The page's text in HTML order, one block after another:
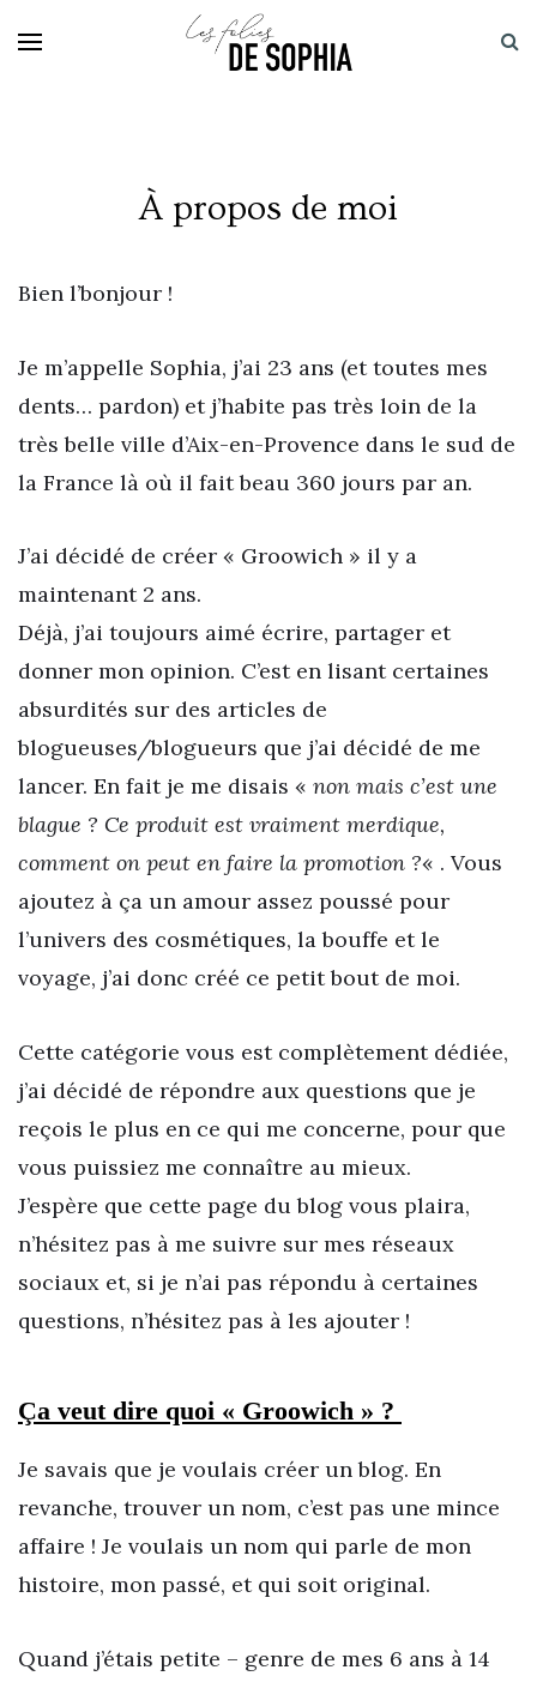
À propos de moi
Bien l’bonjour !
Je m’appelle Sophia, j’ai 23 ans (et toutes mes
dents… pardon) et j’habite pas très loin de la
très belle ville d’Aix-en-Provence dans le sud de
la France là où il fait beau 360 jours par an.
J’ai décidé de créer « Groowich » il y a
maintenant 2 ans.
Déjà, j’ai toujours aimé écrire, partager et
donner mon opinion. C’est en lisant certaines
absurdités sur des articles de
blogueuses/blogueurs que j’ai décidé de me
lancer. En fait je me disais « non mais c’est une
blague ? Ce produit est vraiment merdique,
comment on peut en faire la promotion ?« . Vous
ajoutez à ça un amour assez poussé pour
l’univers des cosmétiques, la bouffe et le
voyage, j’ai donc créé ce petit bout de moi.
Cette catégorie vous est complètement dédiée,
j’ai décidé de répondre aux questions que je
reçois le plus en ce qui me concerne, pour que
vous puissiez me connaître au mieux.
J’espère que cette page du blog vous plaira,
n’hésitez pas à me suivre sur mes réseaux
sociaux et, si je n’ai pas répondu à certaines
questions, n’hésitez pas à les ajouter !
Ça veut dire quoi « Groowich » ?
Je savais que je voulais créer un blog. En
revanche, trouver un nom, c’est pas une mince
affaire ! Je voulais un nom qui parle de mon
histoire, mon passé, et qui soit original.
Quand j’étais petite – genre de mes 6 ans à 14